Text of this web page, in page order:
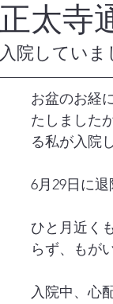
正太寺
入院していま
お盆のお経
たしました
る私が入院
6月29日に
ひと月近く
らず、もが
入院中、心